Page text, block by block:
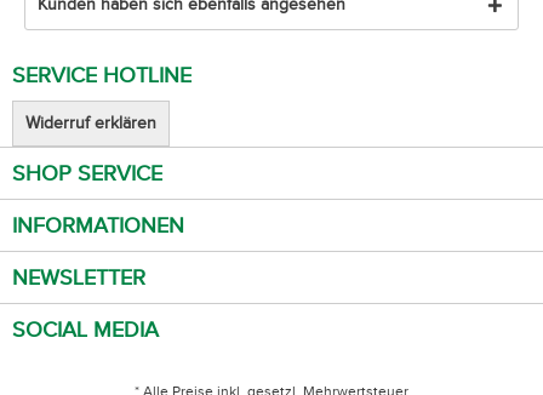
Kunden haben sich ebenfalls angesehen
SERVICE HOTLINE
Widerruf erklären
SHOP SERVICE
INFORMATIONEN
NEWSLETTER
SOCIAL MEDIA